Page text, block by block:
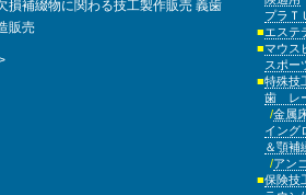
損補綴物に関わる技工製作販売 義歯
販売
プラ
エステ
マウス
スポー
特殊技
歯 レ
金属
イング
＆顎補
アン
保険技